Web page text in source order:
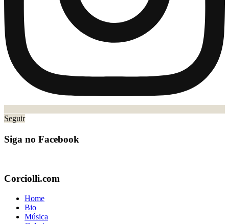
Seguir
Siga no Facebook
Corciolli.com
Home
Bio
Música